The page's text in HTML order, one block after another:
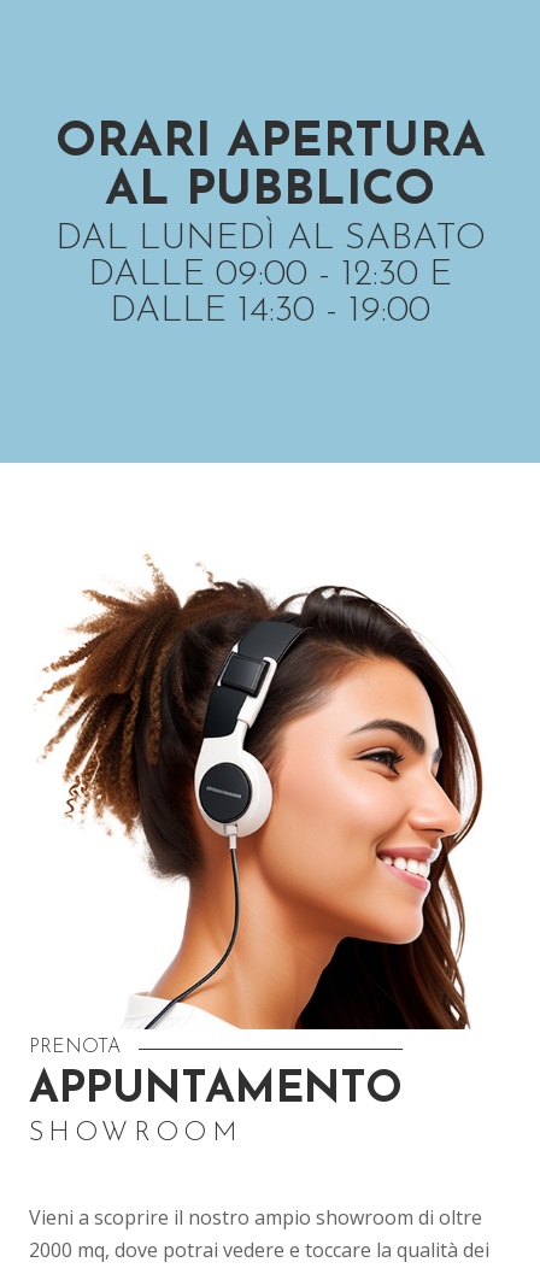
ORARI APERTURA
AL PUBBLICO
DAL LUNEDÌ AL SABATO
DALLE 09:00 - 12:30 E
DALLE 14:30 - 19:00
PRENOTA
APPUNTAMENTO
SHOWROOM
Vieni a scoprire il nostro ampio showroom di oltre
2000 mq, dove potrai vedere e toccare la qualità dei